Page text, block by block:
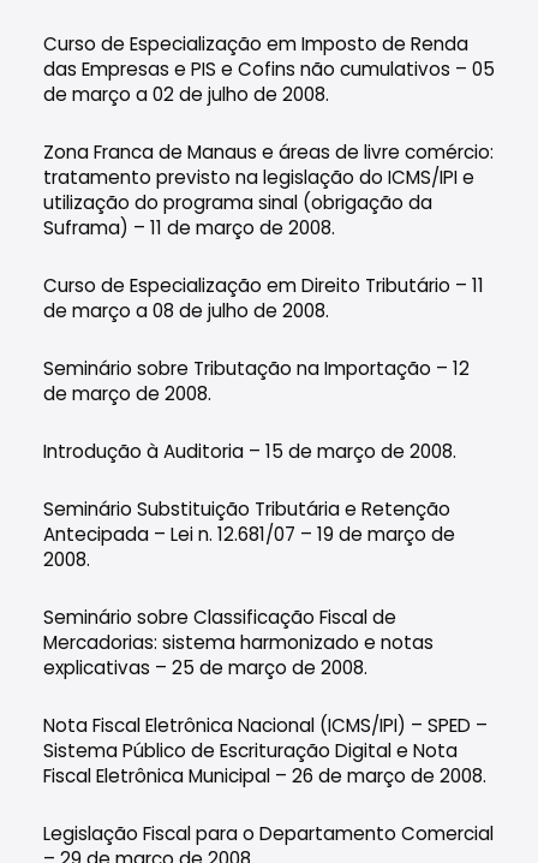
Curso de Especialização em Imposto de Renda
das Empresas e PIS e Cofins não cumulativos – 05
de março a 02 de julho de 2008.
Zona Franca de Manaus e áreas de livre comércio:
tratamento previsto na legislação do ICMS/IPI e
utilização do programa sinal (obrigação da
Suframa) – 11 de março de 2008.
Curso de Especialização em Direito Tributário – 11
de março a 08 de julho de 2008.
Seminário sobre Tributação na Importação – 12
de março de 2008.
Introdução à Auditoria – 15 de março de 2008.
Seminário Substituição Tributária e Retenção
Antecipada – Lei n. 12.681/07 – 19 de março de
2008.
Seminário sobre Classificação Fiscal de
Mercadorias: sistema harmonizado e notas
explicativas – 25 de março de 2008.
Nota Fiscal Eletrônica Nacional (ICMS/IPI) – SPED –
Sistema Público de Escrituração Digital e Nota
Fiscal Eletrônica Municipal – 26 de março de 2008.
Legislação Fiscal para o Departamento Comercial